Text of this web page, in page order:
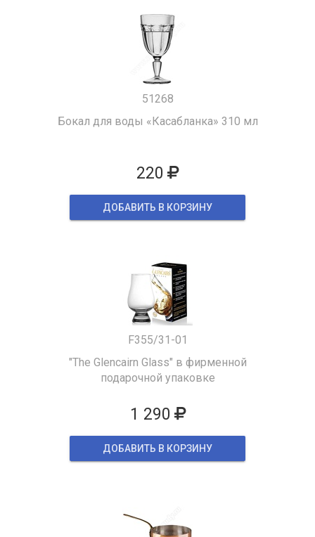
51268
Бокал для воды «Касабланка» 310 мл
220
ДОБАВИТЬ В КОРЗИНУ
F355/31-01
"The Glencairn Glass" в фирменной
подарочной упаковке
1 290
ДОБАВИТЬ В КОРЗИНУ